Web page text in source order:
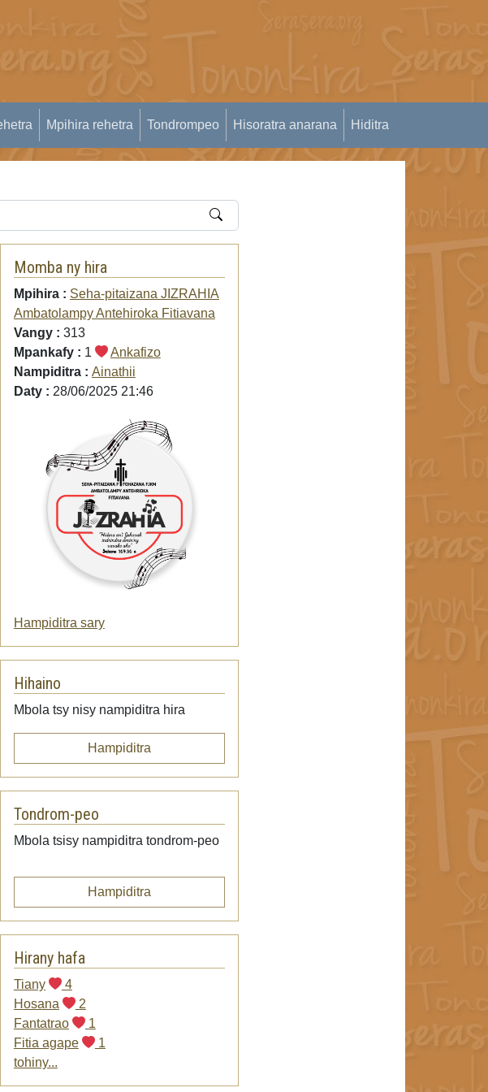
Mpihira rehetra Tondrompeo Hisoratra anarana Hiditra
Momba ny hira
Mpihira : Seha-pitaizana JIZRAHIA
Ambatolampy Antehiroka Fitiavana
Vangy : 313
Mpankafy : 1
Ankafizo
Nampiditra : Ainathii
Daty : 28/06/2025 21:46
Hampiditra sary
Hihaino
Mbola tsy nisy nampiditra hira
Hampiditra
Tondrom-peo
Mbola tsisy nampiditra tondrom-peo
Hampiditra
Hirany hafa
Tiany
4
Hosana
2
Fantatrao
1
Fitia agape
1
tohiny...